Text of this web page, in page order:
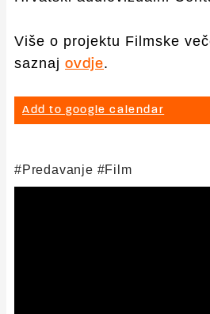
Više o projektu Filmske
saznaj ovdje.
Add to google calendar
Predavanje Film